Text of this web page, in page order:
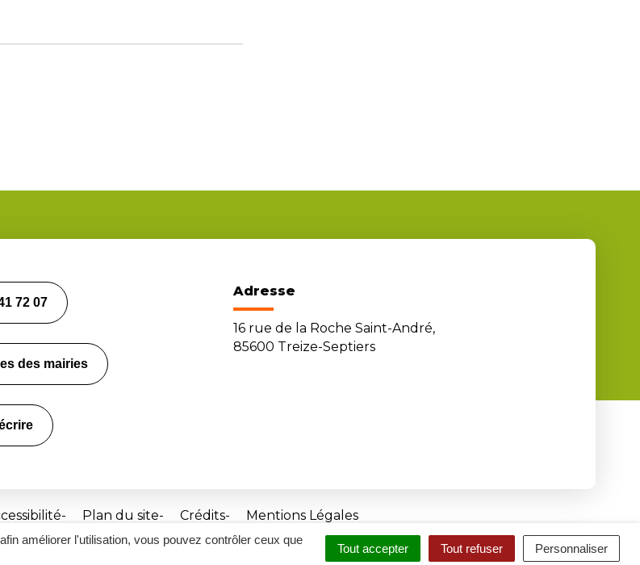
améliorer l'utilisation, vous pouvez contrôler ceux que
Tout accepter Tout refuser Personnaliser
72 07
des mairies
Adresse
16 rue de la Roche Saint-André,
85600 Treize-Septiers
Plan du site Crédits Mentions Légales